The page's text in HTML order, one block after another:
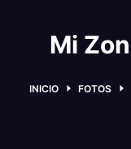
Mi
INICIO FOTOS